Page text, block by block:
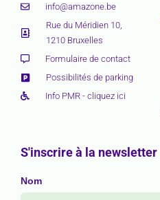
info@amazone.be
Rue du Méridien 10,
1210 Bruxelles
Formulaire de contact
Possibilités de parking
Info PMR - cliquez ici
S'inscrire à la newsletter
Nom